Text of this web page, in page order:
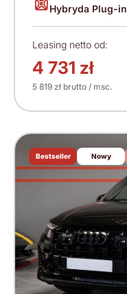
Hybryda Plug-in
Leasing netto od:
4 731 zł
5 819 zł brutto / msc.
Bestseller Nowy